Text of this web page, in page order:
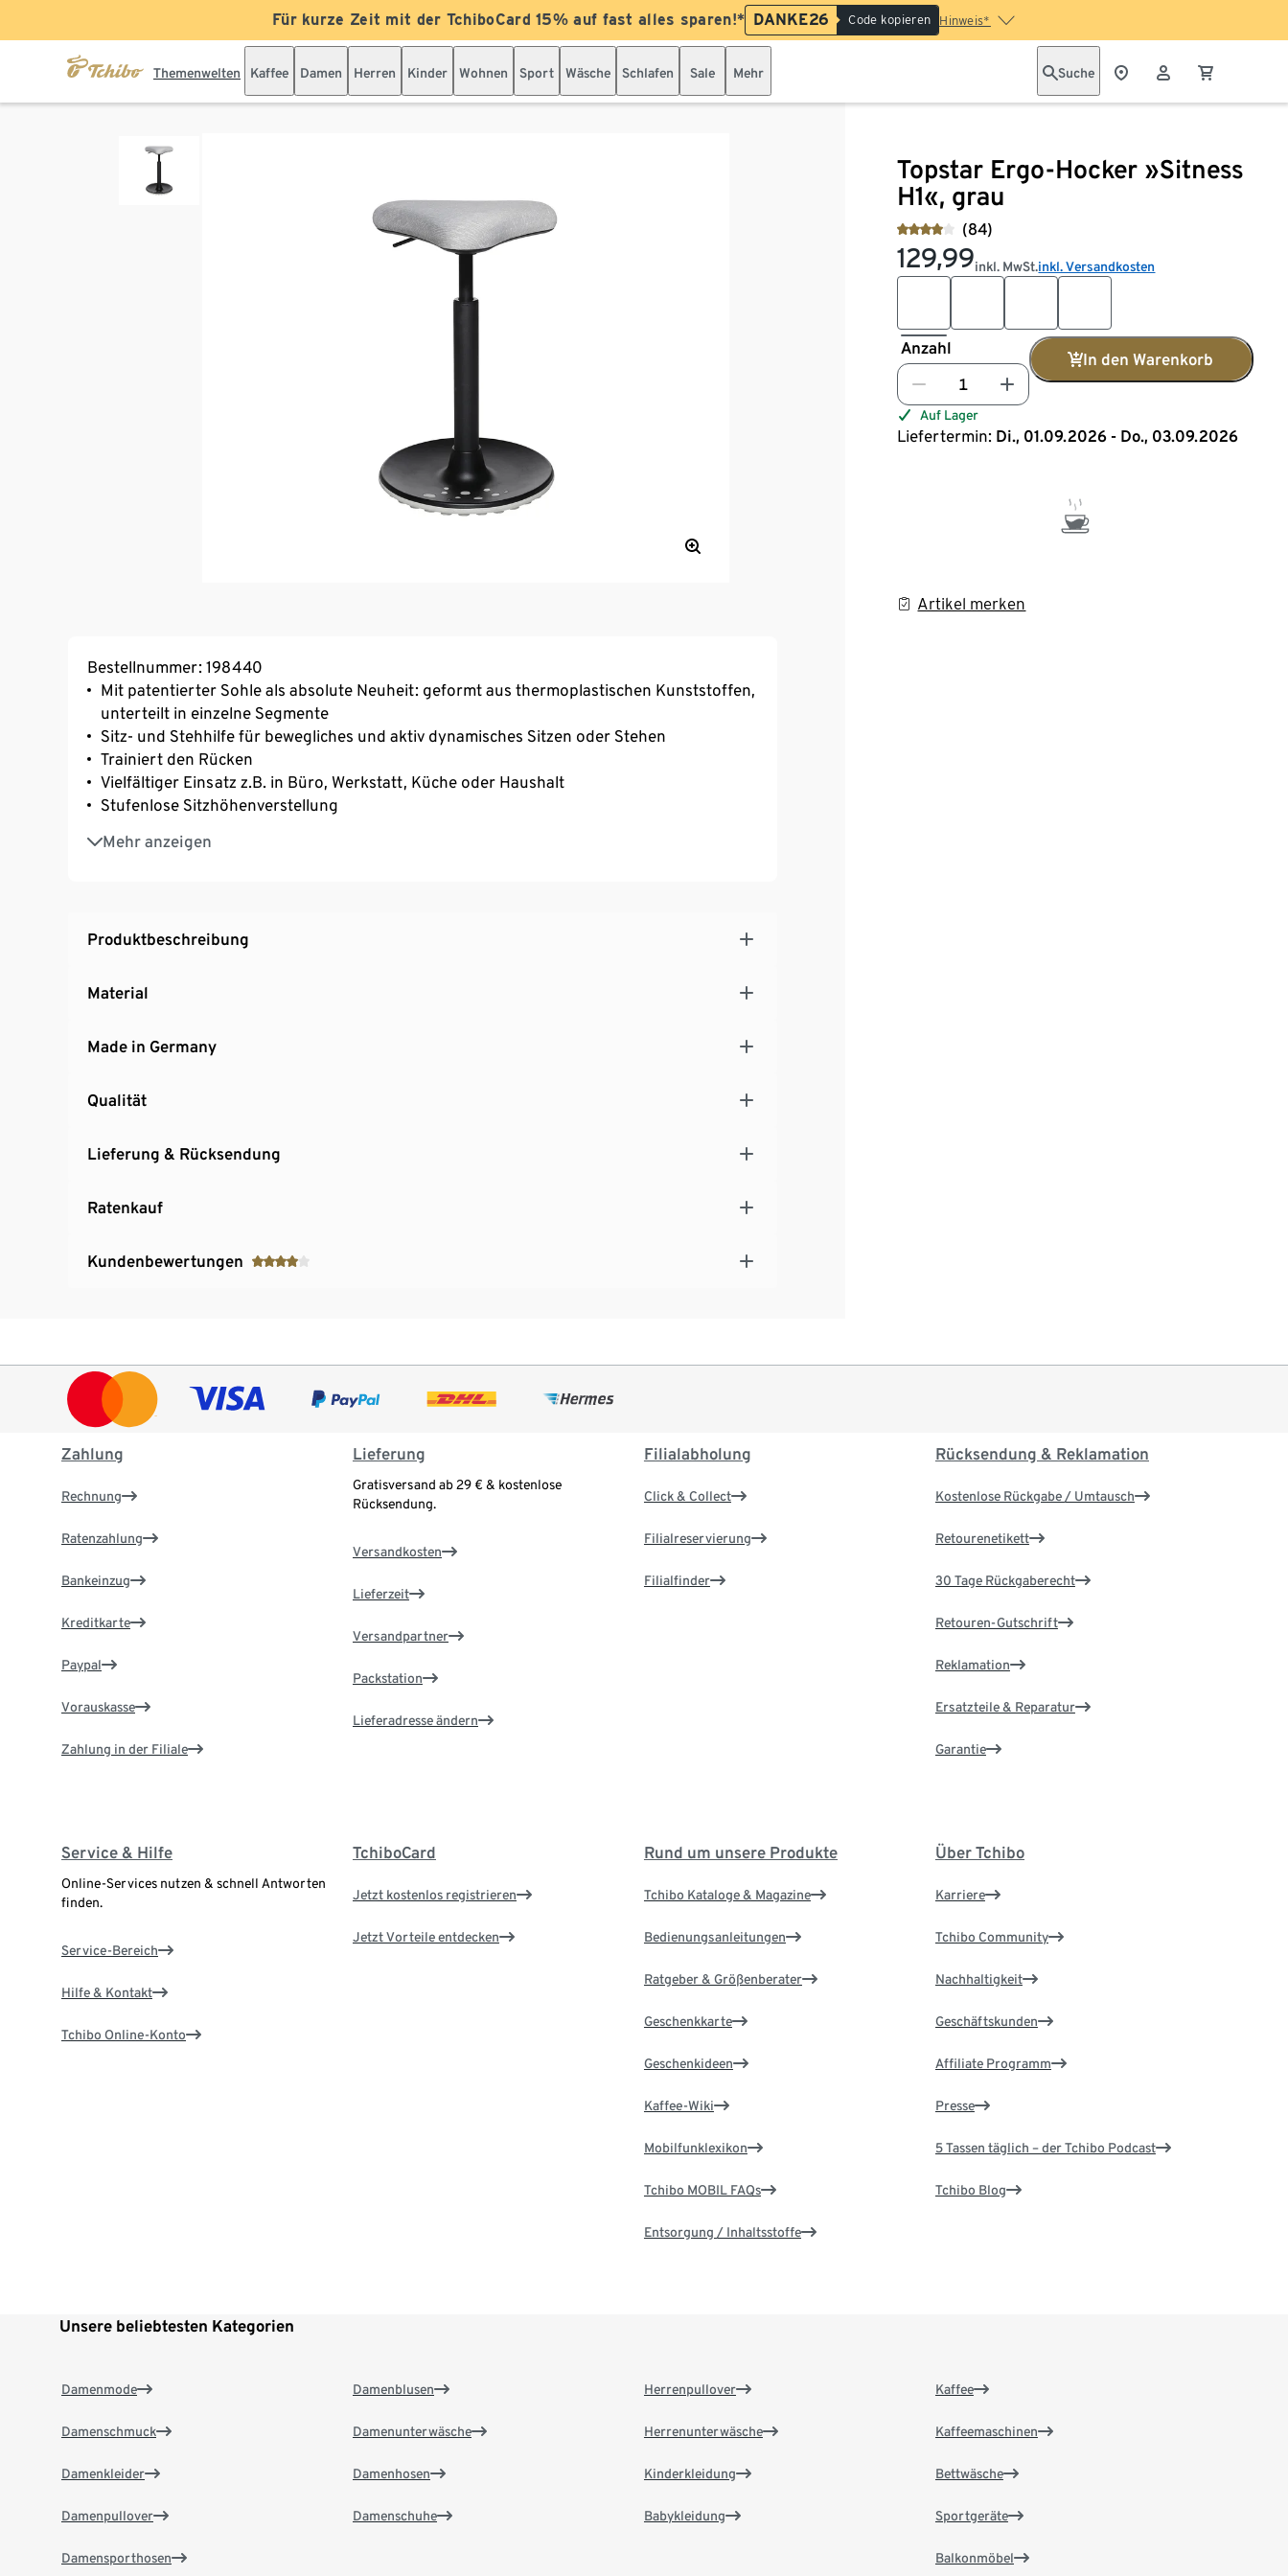
Für kurze Zeit mit der TchiboCard 15% auf fast alles sparen!* DANKE26 Code kopieren Hinweis*
Themenwelten Kaffee Damen Herren Kinder Wohnen Sport Wäsche Schlafen Sale Mehr Suche
Topstar Ergo-Hocker »Sitness
H1«, grau
(84)
129,99inkl. MwSt.inkl. Versandkosten
Anzahl
In den Warenkorb
Auf Lager
Liefertermin: Di., 01.09.2026 - Do., 03.09.2026
Artikel merken
Bestellnummer: 198440
Mit patentierter Sohle als absolute Neuheit: geformt aus thermoplastischen Kunststoffen,
unterteilt in einzelne Segmente
Sitz- und Stehhilfe für bewegliches und aktiv dynamisches Sitzen oder Stehen
Trainiert den Rücken
Vielfältiger Einsatz z.B. in Büro, Werkstatt, Küche oder Haushalt
Stufenlose Sitzhöhenverstellung
Mehr anzeigen
Patentierte Sohle aus TPU
Einzigartiges Bewegungsverhalten, extrem dynamisch, gleichzeitig standsicher und stabil
Produktbeschreibung
Material
Made in Germany
Qualität
Lieferung & Rücksendung
Ratenkauf
Kundenbewertungen
Zahlung
Rechnung
Ratenzahlung
Bankeinzug
Kreditkarte
Paypal
Vorauskasse
Zahlung in der Filiale
Lieferung
Gratisversand ab 29 € & kostenlose
Rücksendung.
Versandkosten
Lieferzeit
Versandpartner
Packstation
Lieferadresse ändern
Filialabholung
Click & Collect
Filialreservierung
Filialfinder
Rücksendung & Reklamation
Kostenlose Rückgabe / Umtausch
Retourenetikett
30 Tage Rückgaberecht
Retouren-Gutschrift
Reklamation
Ersatzteile & Reparatur
Garantie
Service & Hilfe
Online-Services nutzen & schnell Antworten
finden.
Service-Bereich
Hilfe & Kontakt
Tchibo Online-Konto
TchiboCard
Jetzt kostenlos registrieren
Jetzt Vorteile entdecken
Rund um unsere Produkte
Tchibo Kataloge & Magazine
Bedienungsanleitungen
Ratgeber & Größenberater
Geschenkkarte
Geschenkideen
Kaffee-Wiki
Mobilfunklexikon
Tchibo MOBIL FAQs
Entsorgung / Inhaltsstoffe
Über Tchibo
Karriere
Tchibo Community
Nachhaltigkeit
Geschäftskunden
Affiliate Programm
Presse
5 Tassen täglich – der Tchibo Podcast
Tchibo Blog
Unsere beliebtesten Kategorien
Damenmode
Damenschmuck
Damenkleider
Damenpullover
Damensporthosen
Damenblusen
Damenunterwäsche
Damenhosen
Damenschuhe
Herrenpullover
Herrenunterwäsche
Kinderkleidung
Babykleidung
Kaffee
Kaffeemaschinen
Bettwäsche
Sportgeräte
Balkonmöbel